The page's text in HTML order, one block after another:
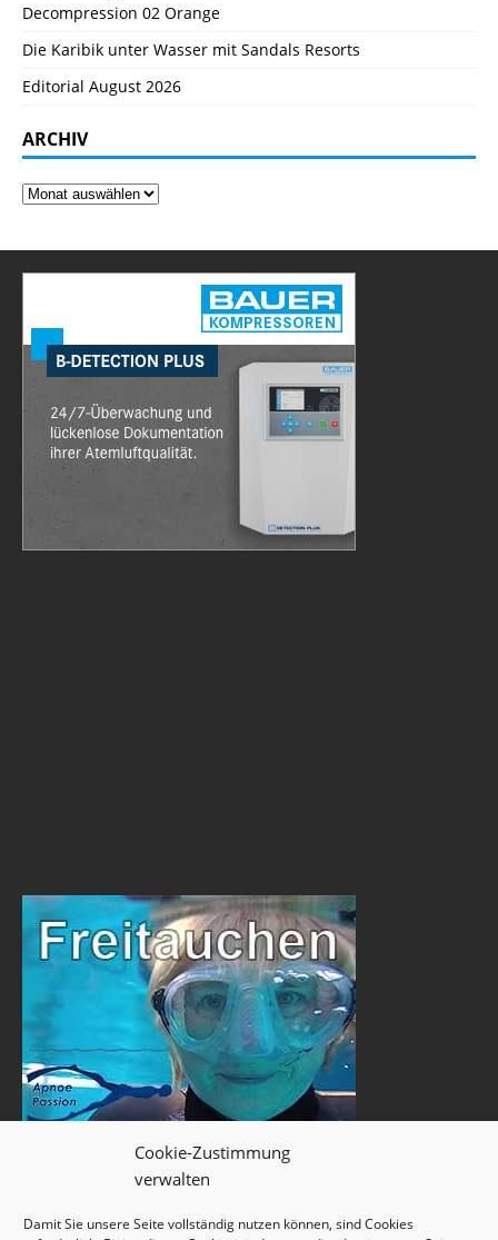
Cookie-Zustimmung
verwalten
Damit Sie unsere Seite vollständig nutzen können, sind Cookies
Decompression 02 Orange
Die Karibik unter Wasser mit Sandals Resorts
Editorial August 2026
ARCHIV